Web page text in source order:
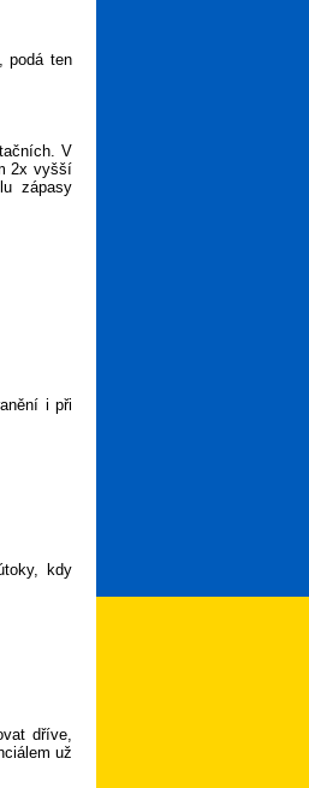
podá ten
V
2x vyšší
zápasy
i při
kdy
dříve,
už